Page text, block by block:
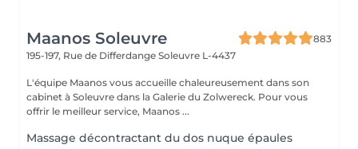
Maanos Soleuvre
883
195-197, Rue de Differdange Soleuvre L-4437
L'équipe Maanos vous accueille chaleureusement dans son
cabinet à Soleuvre dans la Galerie du Zolwereck. Pour vous
offrir le meilleur service, Maanos ...
Massage décontractant du dos nuque épaules